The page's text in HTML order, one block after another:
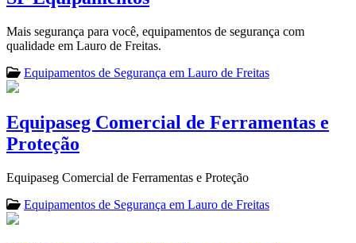
Mais segurança para você, equipamentos de segurança com
qualidade em Lauro de Freitas.
Equipamentos de Segurança em Lauro de Freitas
Equipaseg Comercial de Ferramentas e
Proteção
Equipaseg Comercial de Ferramentas e Proteção
Equipamentos de Segurança em Lauro de Freitas